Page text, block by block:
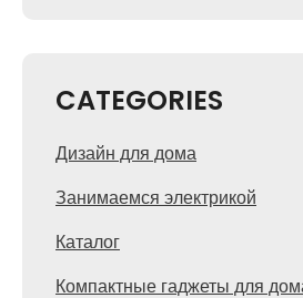
CATEGORIES
Дизайн для дома
Занимаемся электрикой
Каталог
Компактные гаджеты для